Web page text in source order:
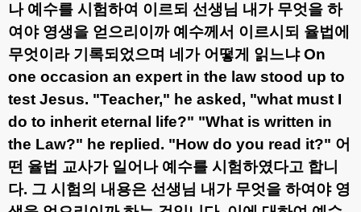
나 예수를 시험하여 이르되 선생님 내가 무엇을 하
여야 영생을 얻으리이까 예수께서 이르시되 율법에
무엇이라 기록되었으며 네가 어떻게 읽느냐On
one occasion an expert in the law stood up to
test Jesus. "Teacher," he asked, "what must I
do to inherit eternal life?" "What is written in
the Law?" he replied. "How do you read it?" 어
떤 율법 교사가 일어나 예수를 시험하였다고 합니
다. 그 시험의 내용은 선생님 내가 무엇을 하여야 영